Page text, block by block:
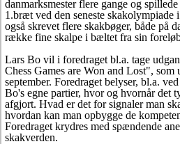
danmarksmester flere gange og
1.bræt ved den seneste
også skrevet flere skakbøger, både på
række fine skalpe i bæltet fra sin
Lars Bo vil i foredraget bl.a. tage
Chess Games are Won and Lost",
september. Foredraget belyser, bl.a.
Bo's egne partier, hvor og hvornår det
afgjort. Hvad er det for signaler man
hvordan kan man opbygge de
Foredraget krydres med spændende
skakverden.